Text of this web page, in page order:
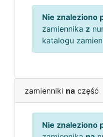
Nie znaleziono
zamiennika z
katalogu
zamienniki na część
Nie znaleziono